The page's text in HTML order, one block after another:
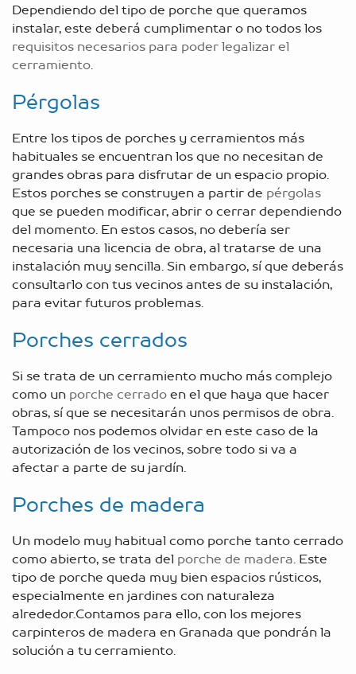
Dependiendo del tipo de porche que queramos
instalar, este deberá cumplimentar o no todos los
requisitos necesarios para poder legalizar el
cerramiento.
Pérgolas
Entre los tipos de porches y cerramientos más
habituales se encuentran los que no necesitan de
grandes obras para disfrutar de un espacio propio.
Estos porches se construyen a partir de pérgolas
que se pueden modificar, abrir o cerrar dependiendo
del momento. En estos casos, no debería ser
necesaria una licencia de obra, al tratarse de una
instalación muy sencilla. Sin embargo, sí que deberás
consultarlo con tus vecinos antes de su instalación,
para evitar futuros problemas.
Porches cerrados
Si se trata de un cerramiento mucho más complejo
como un porche cerradoen el que haya que hacer
obras, sí que se necesitarán unos permisos de obra.
Tampoco nos podemos olvidar en este caso de la
autorización de los vecinos, sobre todo si va a
afectar a parte de su jardín.
Porches de madera
Un modelo muy habitual como porche tanto cerrado
como abierto, se trata del porche de madera. Este
tipo de porche queda muy bien espacios rústicos,
especialmente en jardines con naturaleza
alrededor.Contamos para ello, con los mejores
carpinteros de madera en Granada que pondrán la
solución a tu cerramiento.